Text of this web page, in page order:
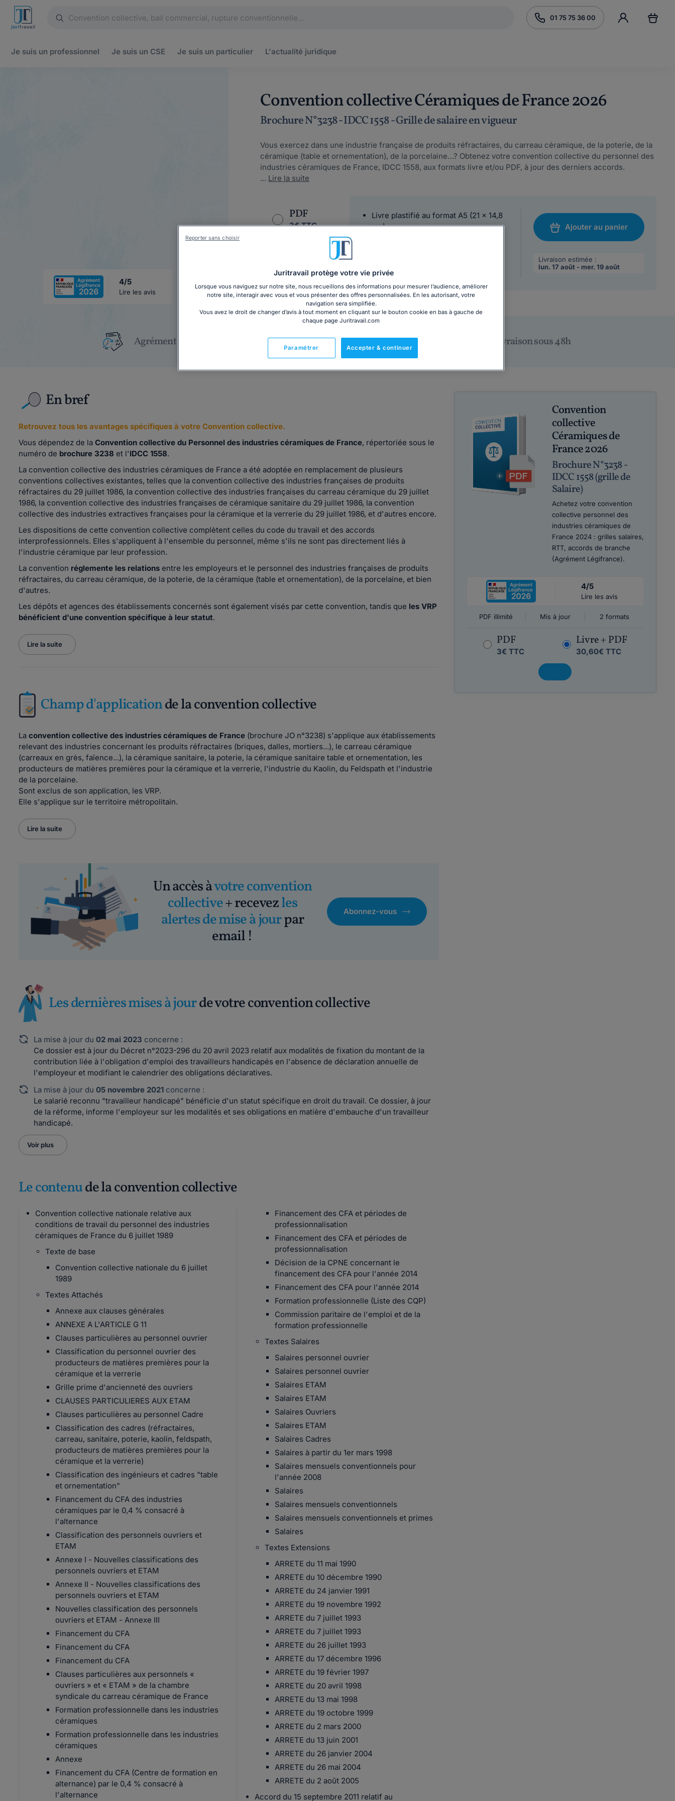
01 75 75 36 00
Je suis un professionnel Je suis un CSE Je suis un particulier L'actualité juridique
4/5
Lire les avis
Convention collective Céramiques de France 2026
Brochure N°3238 - IDCC 1558 - Grille de salaire en vigueur
Vous exercez dans une industrie française de produits réfractaires, du carreau céramique, de la poterie, de la
céramique (table et ornementation), de la porcelaine…? Obtenez votre convention collective du personnel des
industries céramiques de France, IDCC 1558, aux formats livre et/ou PDF, à jour des derniers accords.
... Lire la suite
PDF
3€ TTC
Livre + PDF
30,60€ TTC
Livre plastifié au format A5 (21 x 14,8
cm)
Chronopost
Ajouter au panier
Livraison estimée :
lun. 17 août - mer. 19 août
Agrément Légifrance Fabriqué en France Livraison sous 48h
En bref
Retrouvez tous les avantages spécifiques à votre Convention collective.
Vous dépendez de la Convention collective du Personnel des industries céramiques de France, répertoriée sous le
numéro de brochure 3238 et l'IDCC 1558.
La convention collective des industries céramiques de France a été adoptée en remplacement de plusieurs
conventions collectives existantes, telles que la convention collective des industries françaises de produits
réfractaires du 29 juillet 1986, la convention collective des industries françaises du carreau céramique du 29 juillet
1986, la convention collective des industries françaises de céramique sanitaire du 29 juillet 1986, la convention
collective des industries extractives françaises pour la céramique et la verrerie du 29 juillet 1986, et d'autres encore.
Les dispositions de cette convention collective complètent celles du code du travail et des accords
interprofessionnels. Elles s'appliquent à l'ensemble du personnel, même s'ils ne sont pas directement liés à
l'industrie céramique par leur profession.
La convention réglemente les relations entre les employeurs et le personnel des industries françaises de produits
réfractaires, du carreau céramique, de la poterie, de la céramique (table et ornementation), de la porcelaine, et bien
d'autres.
Les dépôts et agences des établissements concernés sont également visés par cette convention, tandis que les VRP
bénéficient d'une convention spécifique à leur statut.
Lire la suite
Champ d'applicationde la convention collective
La convention collective des industries céramiques de France (brochure JO n°3238) s'applique aux établissements
relevant des industries concernant les produits réfractaires (briques, dalles, mortiers...), le carreau céramique
(carreaux en grès, faïence...), la céramique sanitaire, la poterie, la céramique sanitaire table et ornementation, les
producteurs de matières premières pour la céramique et la verrerie, l'industrie du Kaolin, du Feldspath et l'industrie
de la porcelaine.
Sont exclus de son application, les VRP.
Elle s'applique sur le territoire métropolitain.
Lire la suite
Un accès àvotre convention
collective+ recevezles
alertes de mise à jourpar
email !
Abonnez-vous
Les dernières mises à jourde votre convention collective
La mise à jour du 02 mai 2023 concerne :
Ce dossier est à jour du Décret n°2023-296 du 20 avril 2023 relatif aux modalités de fixation du montant de la
contribution liée à l'obligation d'emploi des travailleurs handicapés en l'absence de déclaration annuelle de
l'employeur et modifiant le calendrier des obligations déclaratives.
La mise à jour du 05 novembre 2021 concerne :
Le salarié reconnu "travailleur handicapé" bénéficie d'un statut spécifique en droit du travail. Ce dossier, à jour
de la réforme, informe l'employeur sur les modalités et ses obligations en matière d'embauche d'un travailleur
handicapé.
Voir plus
Le contenude la convention collective
Convention collective nationale relative aux
conditions de travail du personnel des industries
céramiques de France du 6 juillet 1989
Texte de base
Convention collective nationale du 6 juillet
1989
Textes Attachés
Annexe aux clauses générales
ANNEXE A L'ARTICLE G 11
Clauses particulières au personnel ouvrier
Classification du personnel ouvrier des
producteurs de matières premières pour la
céramique et la verrerie
Grille prime d'ancienneté des ouvriers
CLAUSES PARTICULIERES AUX ETAM
Clauses particulières au personnel Cadre
Classification des cadres (réfractaires,
carreau, sanitaire, poterie, kaolin, feldspath,
producteurs de matières premières pour la
céramique et la verrerie)
Classification des ingénieurs et cadres "table
et ornementation"
Financement du CFA des industries
céramiques par le 0,4 % consacré à
l'alternance
Classification des personnels ouvriers et
ETAM
Annexe I - Nouvelles classifications des
personnels ouvriers et ETAM
Annexe II - Nouvelles classifications des
personnels ouvriers et ETAM
Nouvelles classification des personnels
ouvriers et ETAM - Annexe III
Financement du CFA
Financement du CFA
Financement du CFA
Clauses particulières aux personnels «
ouvriers » et « ETAM » de la chambre
syndicale du carreau céramique de France
Formation professionnelle dans les industries
céramiques
Formation professionnelle dans les industries
céramiques
Annexe
Financement du CFA (Centre de formation en
alternance) par le 0,4 % consacré à
l'alternance
Financement des CFA et périodes de
professionnalisation
Financement des CFA et périodes de
professionnalisation
Décision de la CPNE concernant le
financement des CFA pour l'année 2014
Financement des CFA pour l'année 2014
Formation professionnelle (Liste des CQP)
Commission paritaire de l'emploi et de la
formation professionnelle
Textes Salaires
Salaires personnel ouvrier
Salaires personnel ouvrier
Salaires ETAM
Salaires ETAM
Salaires Ouvriers
Salaires ETAM
Salaires Cadres
Salaires à partir du 1er mars 1998
Salaires mensuels conventionnels pour
l'année 2008
Salaires
Salaires mensuels conventionnels
Salaires mensuels conventionnels et primes
Salaires
Textes Extensions
ARRETE du 11 mai 1990
ARRETE du 10 décembre 1990
ARRETE du 24 janvier 1991
ARRETE du 19 novembre 1992
ARRETE du 7 juillet 1993
ARRETE du 7 juillet 1993
ARRETE du 26 juillet 1993
ARRETE du 17 décembre 1996
ARRETE du 19 février 1997
ARRETE du 20 avril 1998
ARRETE du 13 mai 1998
ARRETE du 19 octobre 1999
ARRETE du 2 mars 2000
ARRETE du 13 juin 2001
ARRETE du 26 janvier 2004
ARRETE du 26 mai 2004
ARRETE du 2 août 2005
Accord du 15 septembre 2011 relatif au
Convention
collective
Céramiques de
France 2026
Brochure N°3238 -
IDCC 1558 (grille de
Salaire)
Achetez votre convention
collective personnel des
industries céramiques de
France 2024 : grilles salaires,
RTT, accords de branche
(Agrément Légifrance).
4/5
Lire les avis
PDF illimité Mis à jour 2 formats
PDF
3€ TTC
Livre + PDF
30,60€ TTC
Juritravail protège votre vie privée
Lorsque vous naviguez sur notre site, nous recueillons des informations pour mesurer l’audience, améliorer
notre site, interagir avec vous et vous présenter des offres personnalisées. En les autorisant, votre
navigation sera simplifiée.
Vous avez le droit de changer d’avis à tout moment en cliquant sur le bouton cookie en bas à gauche de
chaque page Juritravail.com
Accepter & continuer
Paramétrer
Reporter sans choisir